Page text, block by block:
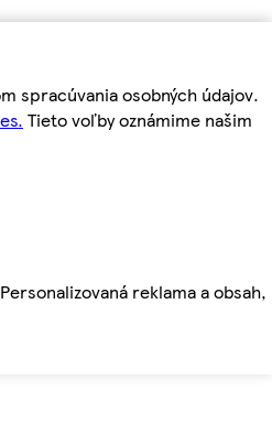
spracúvania osobných údajov.
Tieto voľby oznámime našim
reklama a obsah,